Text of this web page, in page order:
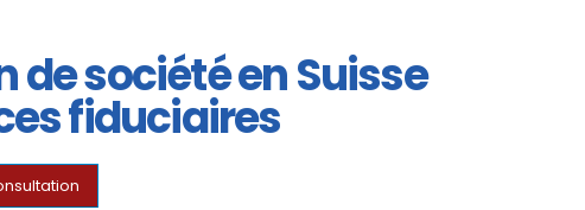
de société en Suisse
fiduciaires